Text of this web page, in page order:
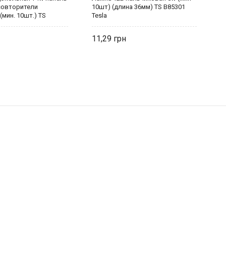
10шт.) TS
10шт) (длина 36мм) TS B85301
Tesla
11,29